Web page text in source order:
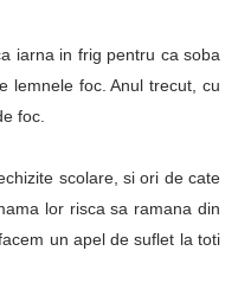
iarna in frig pentru ca soba
lemnele foc. Anul trecut, cu
foc.
scolare, si ori de cate
lor risca sa ramana din
un apel de suflet la toti